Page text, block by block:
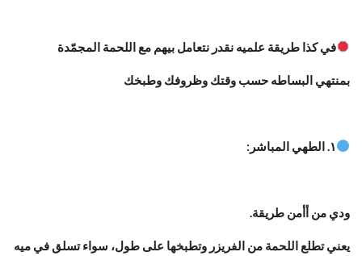
في كذا طريقة علميه نقدر نتعامل بيهم مع اللحمة المجمّدة
بمنتهي البساطه حسب وقتك وظروفك وطبخك
١. الطهي المباشر:
ودي من أأمن طريقة.
يعني تطلع اللحمة من الفريزر وتطبخها على طول، سواء تسلق في ميه